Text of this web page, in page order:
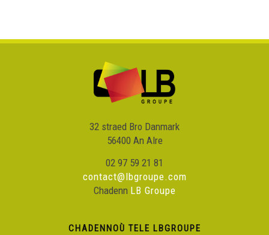
32 straed Bro Danmark
56400 An Alre
02 97 59 21 81
contact@lbgroupe.com
Chadenn LB Groupe
CHADENNOÙ TELE LBGROUPE